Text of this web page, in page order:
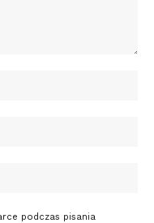
podczas pisania